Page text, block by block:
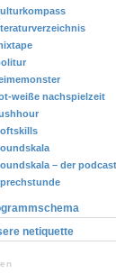
weiße nachspielzeit
– der podcast
netiquette